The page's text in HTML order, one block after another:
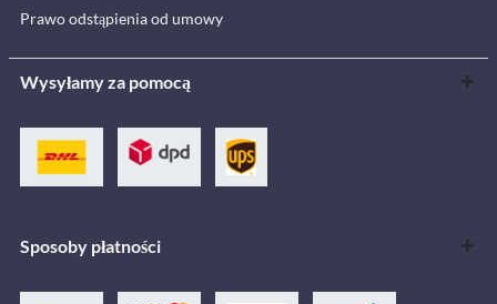
Prawo odstąpienia od umowy
Wysyłamy za pomocą
Sposoby płatności